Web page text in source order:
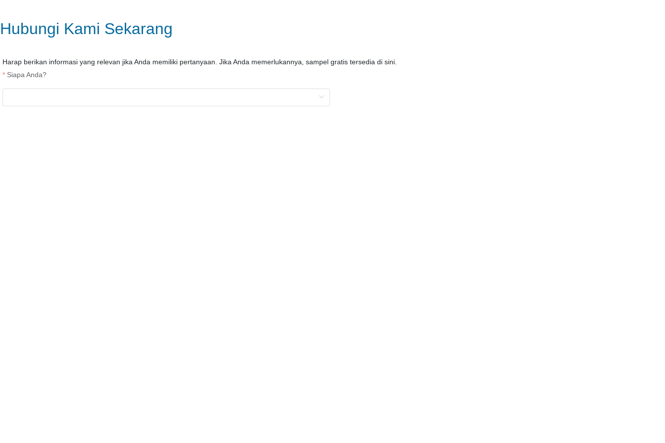
Hubungi Kami Sekarang
Harap berikan informasi yang relevan jika Anda memiliki pertanyaan. Jika Anda memerlukannya, sampel gratis tersedia di sini.
Siapa Anda?